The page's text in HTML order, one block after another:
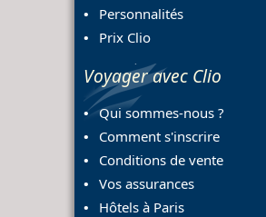
Personnalités
Prix Clio
Voyager avec Clio
Qui sommes-nous ?
Comment s'inscrire
Conditions de vente
Vos assurances
Hôtels à Paris